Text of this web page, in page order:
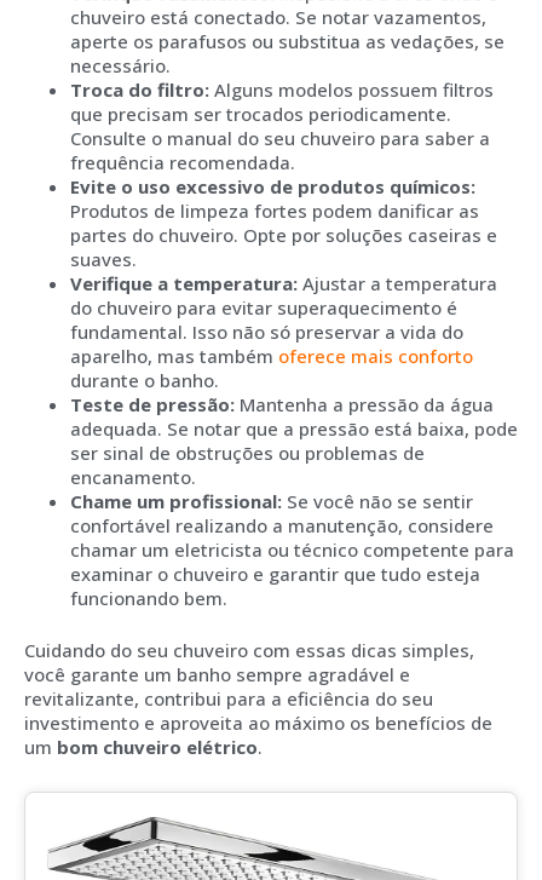
chuveiro está conectado. Se notar vazamentos,
aperte os parafusos ou substitua as vedações, se
necessário.
Troca do filtro:Alguns modelos possuem filtros
que precisam ser trocados periodicamente.
Consulte o manual do seu chuveiro para saber a
frequência recomendada.
Evite o uso excessivo de produtos químicos:
Produtos de limpeza fortes podem danificar as
partes do chuveiro. Opte por soluções caseiras e
suaves.
Verifique a temperatura:Ajustar a temperatura
do chuveiro para evitar superaquecimento é
fundamental. Isso não só preservar a vida do
aparelho, mas também oferece mais conforto
durante o banho.
Teste de pressão:Mantenha a pressão da água
adequada. Se notar que a pressão está baixa, pode
ser sinal de obstruções ou problemas de
encanamento.
Chame um profissional:Se você não se sentir
confortável realizando a manutenção, considere
chamar um eletricista ou técnico competente para
examinar o chuveiro e garantir que tudo esteja
funcionando bem.
Cuidando do seu chuveiro com essas dicas simples,
você garante um banho sempre agradável e
revitalizante, contribui para a eficiência do seu
investimento e aproveita ao máximo os benefícios de
um bom chuveiro elétrico.